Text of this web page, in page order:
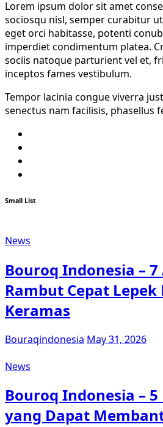
Lorem ipsum dolor sit amet
sociosqu nisl, semper curabitur
eget orci habitasse, potenti
imperdiet condimentum platea.
sociis natoque parturient vel et,
inceptos fames vestibulum.
Tempor lacinia congue viverra
senectus nam facilisis, phasellus
Small List
News
Bouroq Indonesia – 7
Rambut Cepat Lepek
Keramas
Bouraqindonesia May 31, 2026
News
Bouroq Indonesia –
yang Dapat